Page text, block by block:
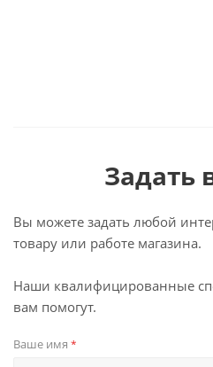
Задать
Вы можете задать любой
товару или работе магазина.
Наши квалифицированные
вам помогут.
Ваше имя *